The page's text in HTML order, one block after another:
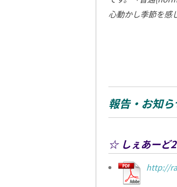
心動かし季節を感
報告・お知
☆ しぇあーど
http://